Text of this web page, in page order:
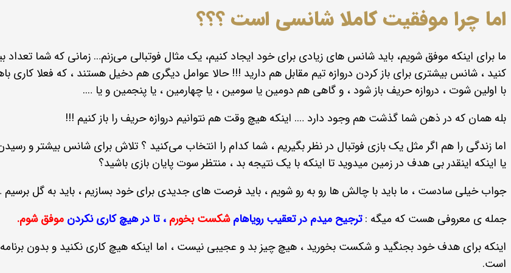
اما چرا موفقیت کاملا شانسی است ؟؟؟
ما برای اینکه موفق شویم، باید شانس های زیادی برای خود ایجاد کنیم، یک مثال فوتبالی می‌زنم… زمانی که شما
کنید ، شانس بیشتری برای باز کردن دروازه تیم مقابل هم دارید !!! حالا عوامل دیگری هم دخیل هستند ، که فعلا کاری
با اولین شوت ، دروازه حریف باز شود ، و گاهی هم دومین یا سومین ، یا چهارمین ، یا پنجمین و یا ….
بله همان که در ذهن شما گذشت هم وجود دارد …. اینکه هیچ وقت هم نتوانیم دروازه حریف را باز کنیم !!!
اما زندگی را هم اگر مثل یک بازی فوتبال در نظر بگیریم ، شما کدام را انتخاب می‌کنید ؟ تلاش برای شانس بیشتر و
یا اینکه اینقدر بی هدف در زمین میدوید تا اینکه با یک نتیجه بد ، منتظر سوت پایان بازی باشید؟
جواب خیلی سادست ، ما باید با چالش ها رو به رو شویم ، باید فرصت های جدیدی برای خود بسازیم ، باید به گل برسیم
جمله ی معروفی هست که میگه :ترجیح میدم در تعقیب رویاهام شکست بخورم ،تا در هیچ کاری نکردن موفق شوم.
اینکه برای هدف خود بجنگید و شکست بخورید ، هیچ چیز بد و عجیبی نیست ، اما اینکه هیچ کاری نکنید و بدون برنامه
است.